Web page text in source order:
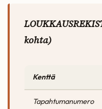
kohta)
Kenttä
Tapahtumanumero